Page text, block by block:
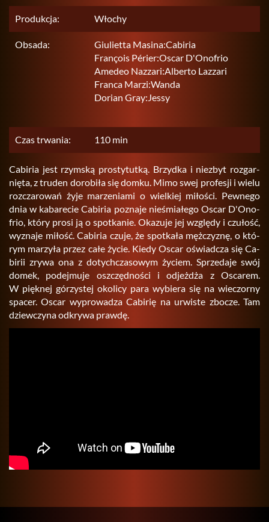
Produkcja: Włochy
Obsada:
Giulietta Masina:Cabiria
François Périer:Oscar D'Onofrio
Amedeo Nazzari:Alberto Lazzari
Franca Marzi:Wanda
Dorian Gray:Jessy
Czas trwania: 110 min
Ca­bi­ria jest rzym­ską pro­sty­tut­ką. Brzyd­ka i nie­zbyt roz­gar­
nię­ta, z tru­den do­ro­bi­ła się domku. Mimo swej pro­fe­sji i wielu
roz­cza­ro­wań żyje ma­rze­nia­mi o wiel­kiej mi­ło­ści. Pew­ne­go
dnia w ka­ba­re­cie Ca­bi­ria po­zna­je nie­śmia­łe­go Oscar D'Ono­
frio, który prosi ją o spo­tka­nie. Oka­zu­je jej wzglę­dy i czu­łość,
wy­zna­je mi­łość. Ca­bi­ria czuje, że spo­tka­ła męż­czy­znę, o któ­
rym ma­rzy­ła przez całe życie. Kiedy Oscar oświad­cza się Ca­
bi­rii zrywa ona z do­tych­cza­so­wym ży­ciem. Sprze­da­je swój
domek, po­dej­mu­je oszczęd­no­ści i od­jeż­dża z Osca­rem.
W pięk­nej gó­rzy­stej oko­li­cy para wy­bie­ra się na wie­czor­ny
spa­cer. Oscar wy­pro­wa­dza Ca­bi­rię na urwi­ste zbo­cze. Tam
dziew­czy­na od­kry­wa praw­dę.